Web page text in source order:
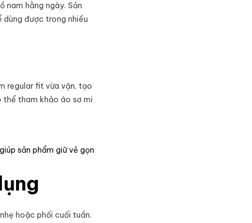
nam hằng ngày. Sản
được trong nhiều
regular fit vừa vặn, tạo
thể tham khảo áo sơ mi
sản phẩm giữ vẻ gọn
hoặc phối cuối tuần.